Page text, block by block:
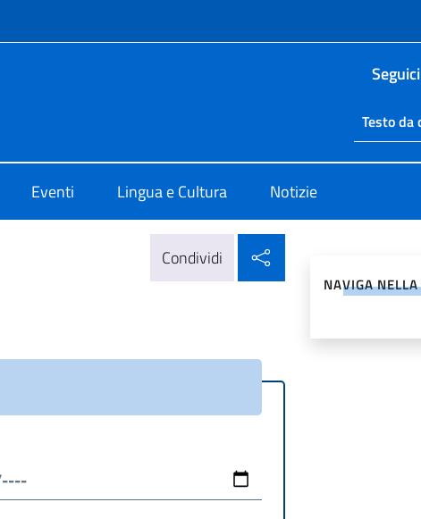
Cerca nel sito
Eventi Lingua e Cultura Notizie
Condividi
NAVIGA